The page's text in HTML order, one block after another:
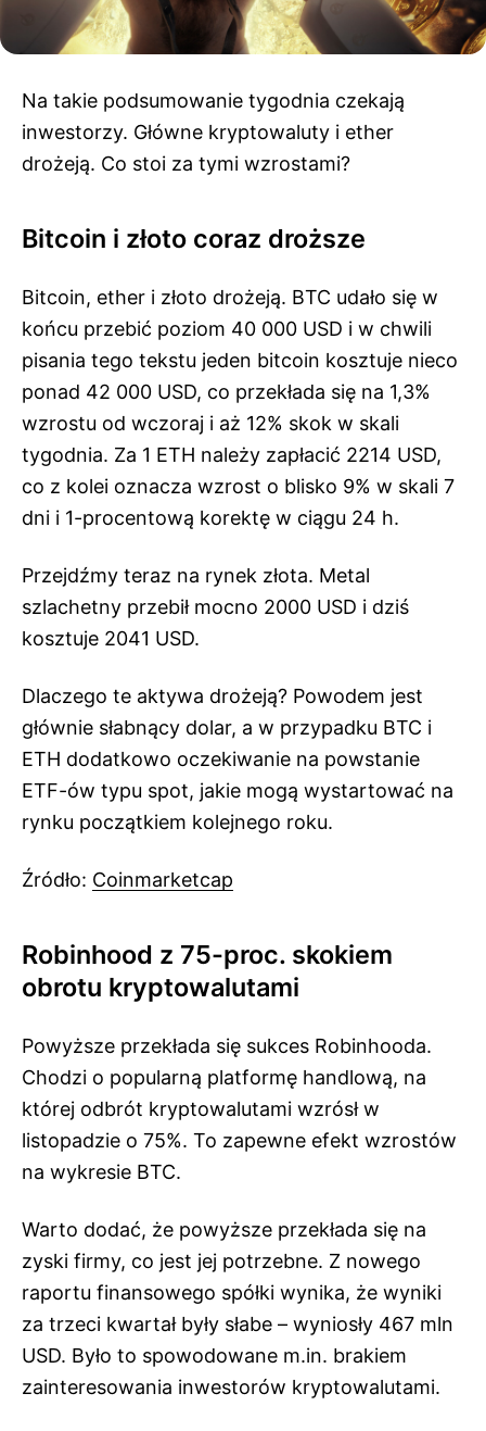
Na takie podsumowanie tygodnia czekają
inwestorzy. Główne kryptowaluty i ether
drożeją. Co stoi za tymi wzrostami?
Bitcoin i złoto coraz droższe
Bitcoin, ether i złoto drożeją. BTC udało się w
końcu przebić poziom 40 000 USD i w chwili
pisania tego tekstu jeden bitcoin kosztuje nieco
ponad 42 000 USD, co przekłada się na 1,3%
wzrostu od wczoraj i aż 12% skok w skali
tygodnia. Za 1 ETH należy zapłacić 2214 USD,
co z kolei oznacza wzrost o blisko 9% w skali 7
dni i 1-procentową korektę w ciągu 24 h.
Przejdźmy teraz na rynek złota. Metal
szlachetny przebił mocno 2000 USD i dziś
kosztuje 2041 USD.
Dlaczego te aktywa drożeją? Powodem jest
głównie słabnący dolar, a w przypadku BTC i
ETH dodatkowo oczekiwanie na powstanie
ETF-ów typu spot, jakie mogą wystartować na
rynku początkiem kolejnego roku.
Źródło: Coinmarketcap
Robinhood z 75-proc. skokiem
obrotu kryptowalutami
Powyższe przekłada się sukces Robinhooda.
Chodzi o popularną platformę handlową, na
której odbrót kryptowalutami wzrósł w
listopadzie o 75%. To zapewne efekt wzrostów
na wykresie BTC.
Warto dodać, że powyższe przekłada się na
zyski firmy, co jest jej potrzebne. Z nowego
raportu finansowego spółki wynika, że wyniki
za trzeci kwartał były słabe – wyniosły 467 mln
USD. Było to spowodowane m.in. brakiem
zainteresowania inwestorów kryptowalutami.